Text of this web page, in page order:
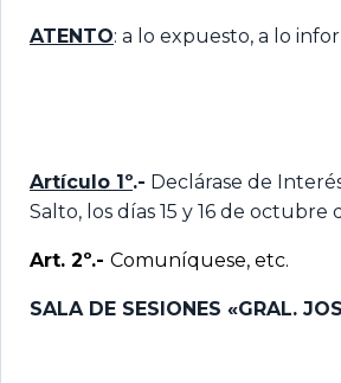
ATENTO: a lo expuesto, a lo
Artículo 1º.- Declárase de
Salto, los días 15 y 16 de octubre
Art. 2º.- Comuníquese, etc.
SALA DE SESIONES «GRAL.